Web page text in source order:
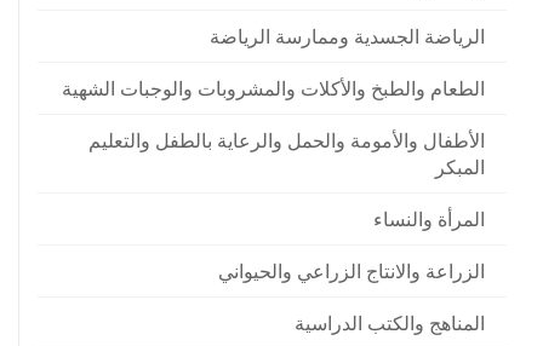
الرياضة الجسدية وممارسة الرياضة
الطعام والطبخ والأكلات والمشروبات والوجبات الشهية
الأطفال والأمومة والحمل والرعاية بالطفل والتعليم
المبكر
المرأة والنساء
الزراعة والانتاج الزراعي والحيواني
المناهج والكتب الدراسية